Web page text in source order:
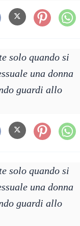
solo quando si
una donna
guardi allo
solo quando si
una donna
guardi allo